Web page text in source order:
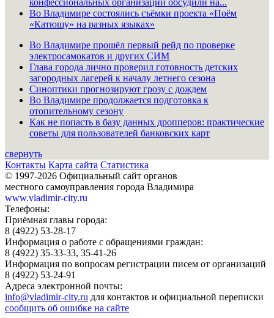
Во Владимире состоялись съёмки проекта «Поём
«Катюшу» на разных языках»
Во Владимире прошёл первый рейд по проверке
электросамокатов и других СИМ
Глава города лично проверил готовность детских
загородных лагерей к началу летнего сезона
Синоптики прогнозируют грозу с дождем
Во Владимире продолжается подготовка к
отопительному сезону
Как не попасть в базу данных дропперов: практические
советы для пользователей банковских карт
свернуть
Контакты Карта сайта Статистика
© 1997-2026 Официальный сайт органов
местного самоуправления города Владимира
www.vladimir-city.ru
Телефоны:
Приёмная главы города:
8 (4922) 53-28-17
Информация о работе с обращениями граждан:
8 (4922) 35-33-33, 35-41-26
Информация по вопросам регистрации писем от организаций
8 (4922) 53-24-91
Адреса электронной почты:
info@vladimir-city.ru для контактов и официальной переписки
сообщить об ошибке на сайте